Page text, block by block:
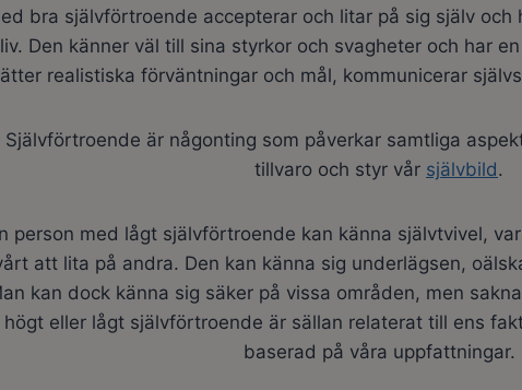
bra självförtroende accepterar och litar på sig själv
liv. Den känner väl till sina styrkor och svagheter och har
realistiska förväntningar och mål, kommunicerar
Självförtroende är någonting som påverkar samtliga
tillvaro och styr vår självbild.
person med lågt självförtroende kan känna självtvivel,
att lita på andra. Den kan känna sig underlägsen,
kan dock känna sig säker på vissa områden, men
högt eller lågt självförtroende är sällan relaterat till ens
baserad på våra uppfattningar.